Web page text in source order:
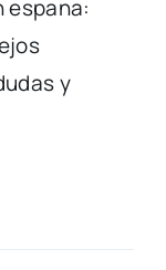
espana:
y